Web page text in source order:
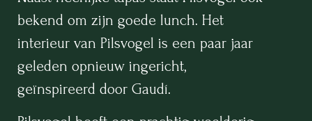
bekend om zijn goede lunch. Het
interieur van Pilsvogel is een paar jaar
geleden opnieuw ingericht,
geïnspireerd door Gaudí.